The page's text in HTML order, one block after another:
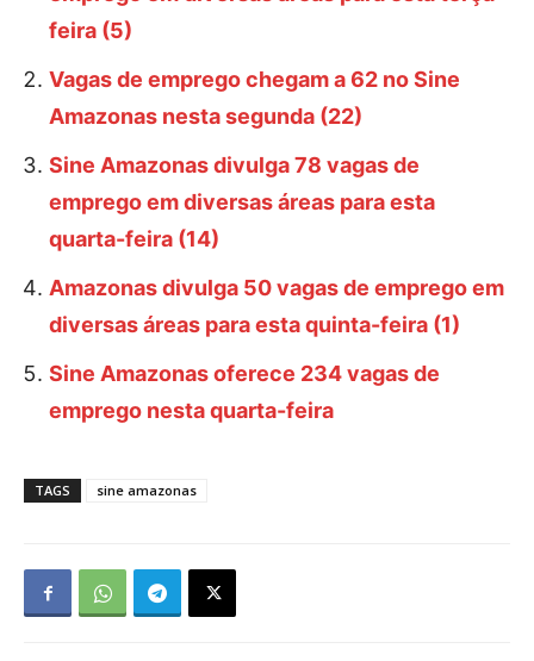
feira (5)
Vagas de emprego chegam a 62 no Sine
Amazonas nesta segunda (22)
Sine Amazonas divulga 78 vagas de
emprego em diversas áreas para esta
quarta-feira (14)
Amazonas divulga 50 vagas de emprego em
diversas áreas para esta quinta-feira (1)
Sine Amazonas oferece 234 vagas de
emprego nesta quarta-feira
TAGS sine amazonas